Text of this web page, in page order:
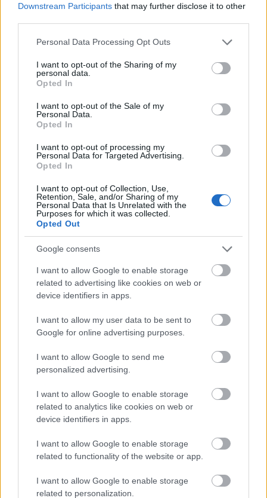
Downstream Participants that may further disclose it to other
Please note that this website/app uses one or more Google
not limited to your visit or usage behaviour. You may click to
grant or deny consent to Google and its third-party tags to
use your data for below specified purposes in below Google
consent section.
Personal Data Processing Opt Outs
I want to opt-out of the Sharing of my
personal data.
Opted In
I want to opt-out of the Sale of my
Personal Data.
Opted In
I want to opt-out of processing my
Personal Data for Targeted Advertising.
Opted In
I want to opt-out of Collection, Use,
Retention, Sale, and/or Sharing of my
Personal Data that Is Unrelated with the
Purposes for which it was collected.
Opted Out
Google consents
I want to allow Google to enable storage
related to advertising like cookies on web or
device identifiers in apps.
I want to allow my user data to be sent to
Google for online advertising purposes.
I want to allow Google to send me
personalized advertising.
I want to allow Google to enable storage
related to analytics like cookies on web or
device identifiers in apps.
I want to allow Google to enable storage
related to functionality of the website or app.
I want to allow Google to enable storage
related to personalization.